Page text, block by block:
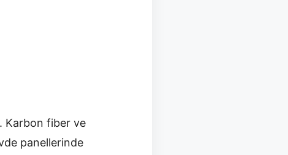
Karbon fiber ve
panellerinde